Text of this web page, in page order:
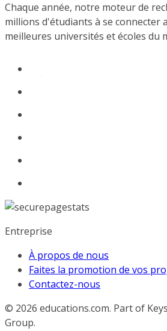
Chaque année, notre moteur de
millions d'étudiants à se connecter
meilleures universités et écoles du
Entreprise
À propos de nous
Faites la promotion de vos
Contactez-nous
© 2026 educations.com. Part of
Group.